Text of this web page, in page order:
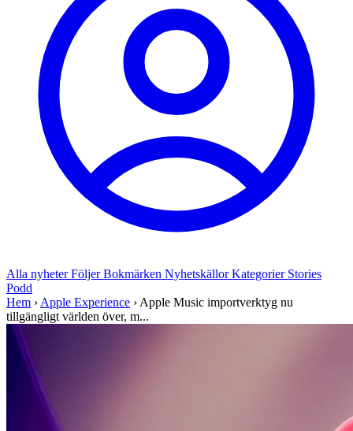
Alla nyheterFöljerBokmärken NyhetskällorKategorier Stories
Podd
Hem › Apple Experience › Apple Music importverktyg nu
tillgängligt världen över, m...